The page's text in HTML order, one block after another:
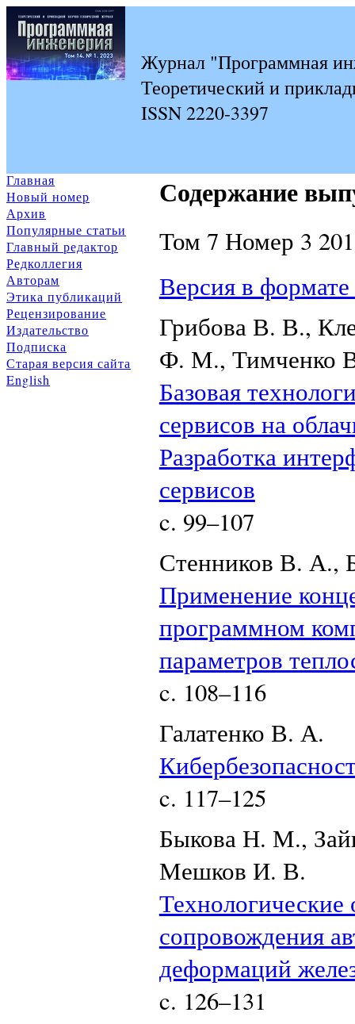
Журнал "Программная
Теоретический и
ISSN 2220-3397
Главная
Новый номер
Архив
Популярные статьи
Главный редактор
Редколлегия
Авторам
Этика публикаций
Рецензирование
Издательство
Подписка
Старая версия сайта
English
Содержание
Том 7 Номер 3
Версия в
Грибова В. В.,
Ф. М., Тимченко
Базовая
сервисов на
Разработка
сервисов
c. 99–107
Стенников В. А.,
Применение
программном
параметров
c. 108–116
Галатенко В. А.
c. 117–125
Быкова Н. М.,
Мешков И. В.
сопровождения
деформаций
c. 126–131